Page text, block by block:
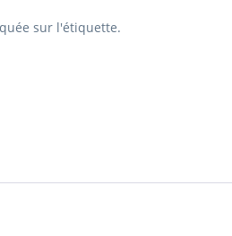
sur l'étiquette.